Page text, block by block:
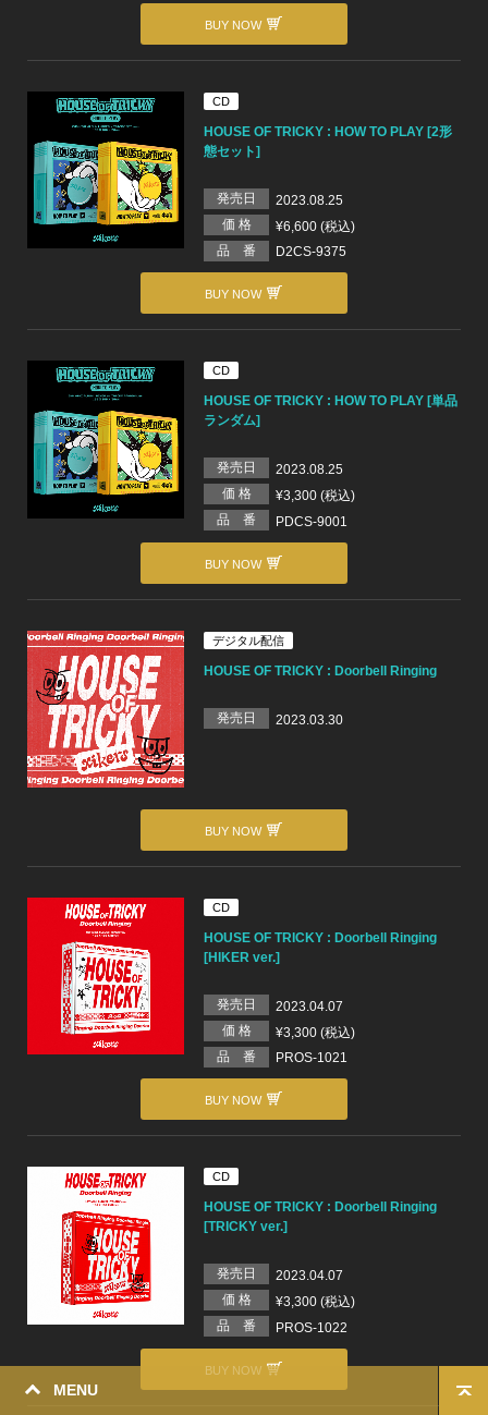
MENU
BUY NOW
CD
HOUSE OF TRICKY : HOW TO PLAY [2形
態セット]
発売日
2023.08.25
価 格
¥6,600 (税込)
品 番
D2CS-9375
BUY NOW
CD
HOUSE OF TRICKY : HOW TO PLAY [単品
ランダム]
発売日
2023.08.25
価 格
¥3,300 (税込)
品 番
PDCS-9001
BUY NOW
デジタル配信
HOUSE OF TRICKY : Doorbell Ringing
発売日 2023.03.30
BUY NOW
CD
HOUSE OF TRICKY : Doorbell Ringing
[HIKER ver.]
発売日
2023.04.07
価 格
¥3,300 (税込)
品 番
PROS-1021
BUY NOW
CD
HOUSE OF TRICKY : Doorbell Ringing
[TRICKY ver.]
発売日
2023.04.07
価 格
¥3,300 (税込)
品 番
PROS-1022
BUY NOW